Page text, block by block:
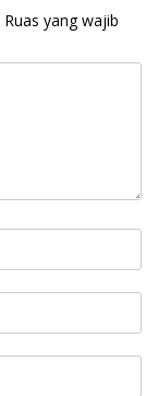
Ruas yang wajib